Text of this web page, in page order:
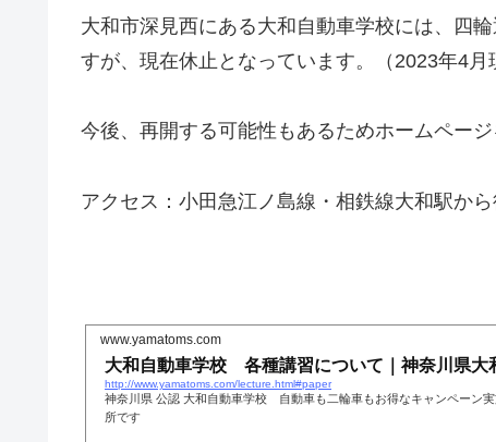
大和市深見西にある大和自動車学校には、四
すが、現在休止となっています。（2023年4月
今後、再開する可能性もあるためホームペー
アクセス：小田急江ノ島線・相鉄線大和駅か
www.yamatoms.com
大和自動車学校 各種講習について｜神奈川県大
http://www.yamatoms.com/lecture.html#paper
神奈川県 公認 大和自動車学校 自動車も二輪車もお得なキャンペーン
所です